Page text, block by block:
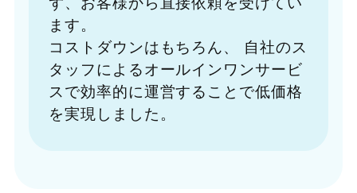
ます。
コストダウンはもちろん、
自社のス
タッフによるオールインワンサービ
スで効率的に運営することで低価格
を実現しました。